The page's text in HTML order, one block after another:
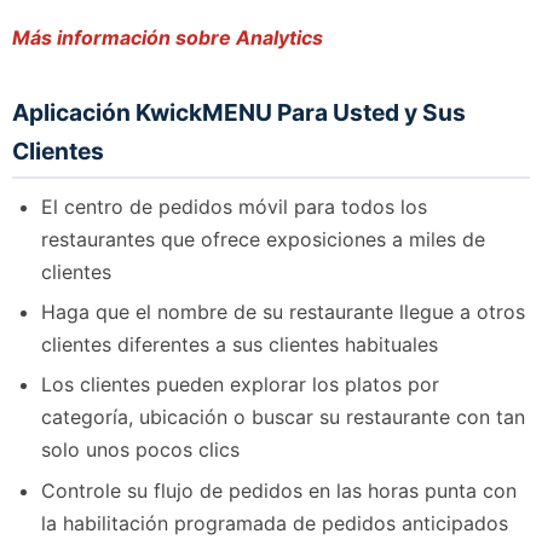
Más información sobre Analytics
Aplicación KwickMENU Para Usted y Sus
Clientes
El centro de pedidos móvil para todos los
restaurantes que ofrece exposiciones a miles de
clientes
Haga que el nombre de su restaurante llegue a otros
clientes diferentes a sus clientes habituales
Los clientes pueden explorar los platos por
categoría, ubicación o buscar su restaurante con tan
solo unos pocos clics
Controle su flujo de pedidos en las horas punta con
la habilitación programada de pedidos anticipados